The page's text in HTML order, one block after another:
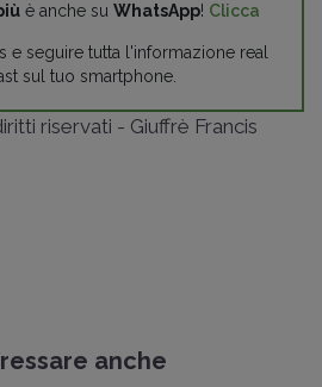
è anche su WhatsApp! Clicca
e seguire tutta l'informazione real
sul tuo smartphone.
riservati - Giuffrè Francis
anche